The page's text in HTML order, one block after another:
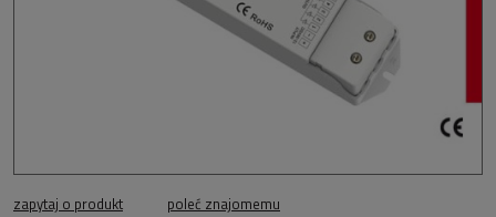
zapytaj o produkt poleć znajomemu